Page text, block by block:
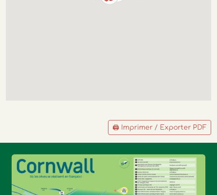
🖨 Imprimer / Exporter PDF